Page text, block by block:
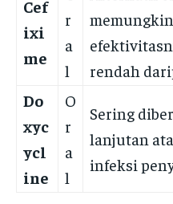
Cef
ixi
me
r
a
l
rendah
Do
xyc
ycl
ine
O
r
a
l
Sering
lanjutan
infeksi